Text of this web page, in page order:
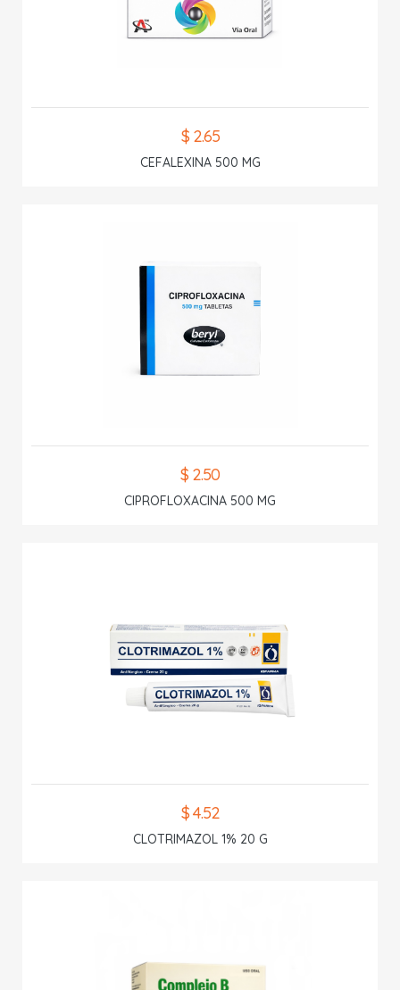
$ 2.65
CEFALEXINA 500 MG
$ 2.50
CIPROFLOXACINA 500 MG
$ 4.52
CLOTRIMAZOL 1% 20 G